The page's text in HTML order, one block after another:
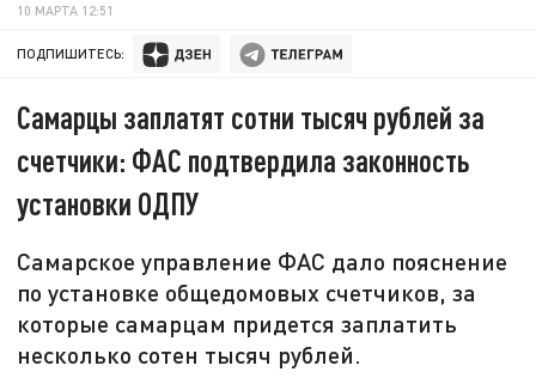
10 МАРТА 12:51
ПОДПИШИТЕСЬ:
Самарцы заплатят сотни тысяч рублей за
счетчики: ФАС подтвердила законность
установки ОДПУ
Самарское управление ФАС дало пояснение
по установке общедомовых счетчиков, за
которые самарцам придется заплатить
несколько сотен тысяч рублей.